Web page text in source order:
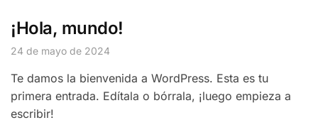
¡Hola, mundo!
24 de mayo de 2024
Te damos la bienvenida a WordPress. Esta es tu
primera entrada. Edítala o bórrala, ¡luego empieza a
escribir!